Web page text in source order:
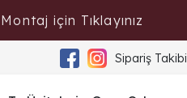
için Tıklayınız
Sipariş Takibi